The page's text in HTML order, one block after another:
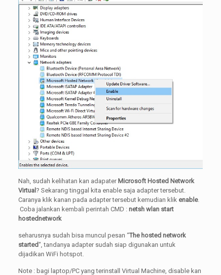
Nah, sudah kelihatan kan adapaterMicrosoft Hosted Network
Virtual? Sekarang tinggal kita enable saja adapter tersebut.
Caranya klik kanan pada adapter tersebut kemudian klik enable.
Coba jalankan kembali perintah CMD : netsh wlan start
hostednetwork
seharusnya sudah bisa muncul pesan “The hosted network
started“, tandanya adapter sudah siap digunakan untuk
dijadikan WiFi hotspot.
Note : bagi laptop/PC yang terinstall Virtual Machine, disable kan